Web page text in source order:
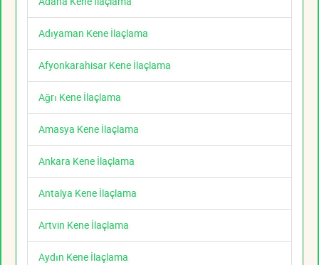
Adıyaman Kene İlaçlama
Afyonkarahisar Kene İlaçlama
Ağrı Kene İlaçlama
Amasya Kene İlaçlama
Ankara Kene İlaçlama
Antalya Kene İlaçlama
Artvin Kene İlaçlama
Aydın Kene İlaçlama